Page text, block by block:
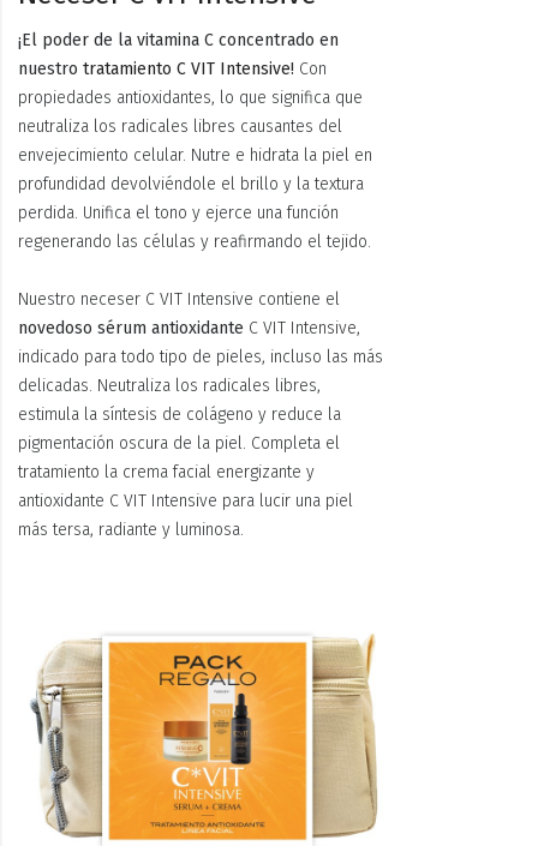
¡El poder de la vitamina C concentrado en
nuestro tratamiento C VIT Intensive! Con
propiedades antioxidantes, lo que significa que
neutraliza los radicales libres causantes del
envejecimiento celular. Nutre e hidrata la piel en
profundidad devolviéndole el brillo y la textura
perdida. Unifica el tono y ejerce una función
regenerando las células y reafirmando el tejido.
Nuestro neceser C VIT Intensive contiene el
novedoso sérum antioxidante C VIT Intensive,
indicado para todo tipo de pieles, incluso las más
delicadas. Neutraliza los radicales libres,
estimula la síntesis de colágeno y reduce la
pigmentación oscura de la piel. Completa el
tratamiento la crema facial energizante y
antioxidante C VIT Intensive para lucir una piel
más tersa, radiante y luminosa.